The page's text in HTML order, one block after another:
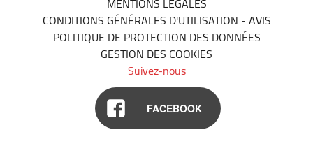
CONDITIONS GÉNÉRALES D'UTILISATION - AVIS
POLITIQUE DE PROTECTION DES DONNÉES
GESTION DES COOKIES
Suivez-nous
FACEBOOK